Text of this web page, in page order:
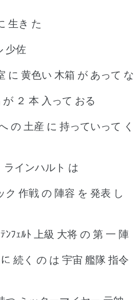
生き た
少佐
に 黄色い 木箱 が あって な
２ 本 入って おる
の 土産 に 持っていって く
ラインハルト は
ク 作戦 の 陣容 を 発表 し
ﾝﾌｪﾙﾄ 上級 大将 の 第 一 陣
に 続く の は 宇宙 艦隊 指令